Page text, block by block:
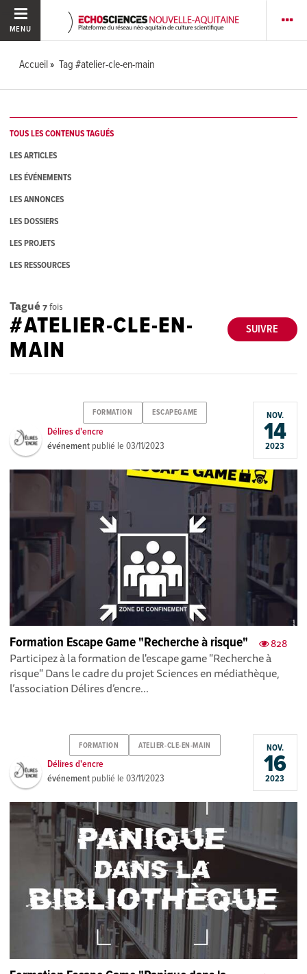
MENU
Accueil Tag #atelier-cle-en-main
TOUS LES CONTENUS TAGUÉS
LES ARTICLES
LES ÉVÉNEMENTS
LES ANNONCES
LES DOSSIERS
LES PROJETS
LES RESSOURCES
Tagué 7fois
SUIVRE
#ATELIER-CLE-EN-
MAIN
FORMATION ESCAPEGAME
Délires d'encre
événement publié le03/11/2023
NOV.
14
2023
828
Formation Escape Game "Recherche à risque"
Participez à la formation de l'escape game "Recherche à
risque" Dans le cadre du projet Sciences en médiathèque,
l’association Délires d’encre...
FORMATION ATELIER-CLE-EN-MAIN
Délires d'encre
événement publié le03/11/2023
NOV.
16
2023